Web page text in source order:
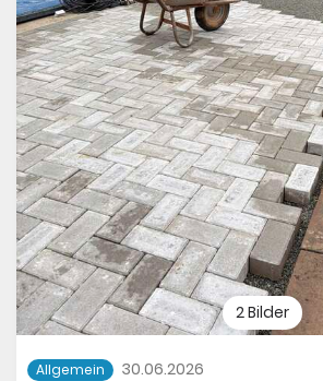
2 Bilder
Allgemein 30.06.2026